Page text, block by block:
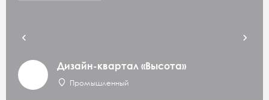
Дизайн-квартал «Высота»
Промышленный